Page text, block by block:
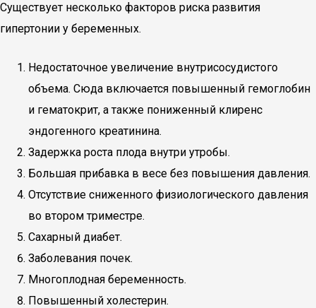
Существует несколько факторов риска развития
гипертонии у беременных.
Недостаточное увеличение внутрисосудистого
объема. Сюда включается повышенный гемоглобин
и гематокрит, а также пониженный клиренс
эндогенного креатинина.
Задержка роста плода внутри утробы.
Большая прибавка в весе без повышения давления.
Отсутствие сниженного физиологического давления
во втором триместре.
Сахарный диабет.
Заболевания почек.
Многоплодная беременность.
Повышенный холестерин.